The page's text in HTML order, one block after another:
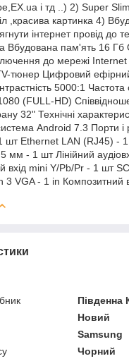
і тд ..) 2) Super
,красива картинка 4)
інтернет провід до
Вбудована пам'ять 16
до мережі
тюнер Цифровий
5000:1
(FULL-HD)
32" Технічні
Android 7.3 Порти і
шт Ethernet LAN (RJ45) -
мм - 1 шт Лінійний
вхід mini Y/Pb/Pr - 1 шт
3 VGA - 1 in Композитний
Південна
Новий
Samsung
Чорний